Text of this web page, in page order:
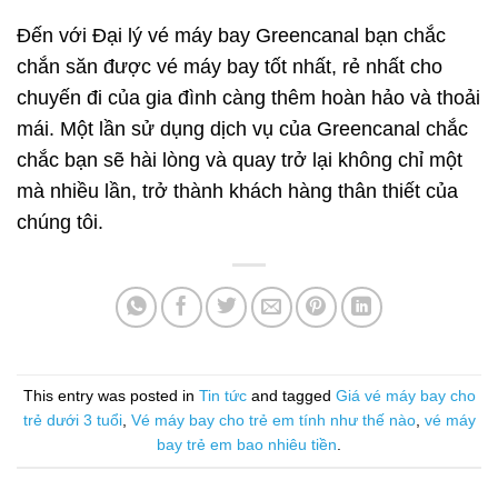
Đến với Đại lý vé máy bay Greencanal bạn chắc
chắn săn được vé máy bay tốt nhất, rẻ nhất cho
chuyến đi của gia đình càng thêm hoàn hảo và thoải
mái. Một lần sử dụng dịch vụ của Greencanal chắc
chắc bạn sẽ hài lòng và quay trở lại không chỉ một
mà nhiều lần, trở thành khách hàng thân thiết của
chúng tôi.
This entry was posted in Tin tứcand tagged Giá vé máy bay cho
trẻ dưới 3 tuổi, Vé máy bay cho trẻ em tính như thế nào, vé máy
bay trẻ em bao nhiêu tiền